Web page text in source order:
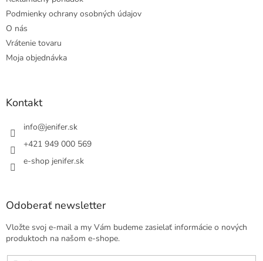
Podmienky ochrany osobných údajov
O nás
Vrátenie tovaru
Moja objednávka
Kontakt
info@jenifer.sk
+421 949 000 569
e-shop jenifer.sk
Odoberať newsletter
Vložte svoj e-mail a my Vám budeme zasielať informácie o nových
produktoch na našom e-shope.